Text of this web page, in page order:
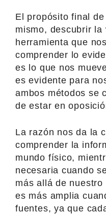
El propósito final
mismo, descubrir
herramienta que
comprender lo
es lo que nos
es evidente para
ambos métodos se
de estar en
La razón nos da la
comprender la
mundo físico,
necesaria cuando
más allá de
es más amplia
fuentes, ya que